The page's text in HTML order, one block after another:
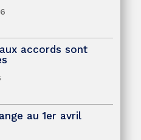
accords sont
au 1er avril